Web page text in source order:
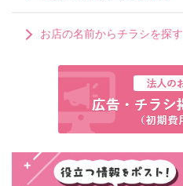
お店の名前からチラシを探す